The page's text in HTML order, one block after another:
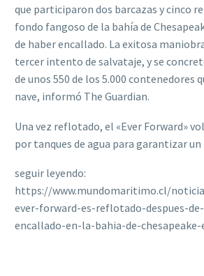
que participaron dos barcazas y cinco
fondo fangoso de la bahía de
de haber encallado. La exitosa
tercer intento de salvataje, y se
de unos 550 de los 5.000 contenedores
nave, informó The Guardian.
Una vez reflotado, el «Ever Forward»
por tanques de agua para garantizar
seguir leyendo:
https://www.mundomaritimo.cl/
ever-forward-es-reflotado-despues-
encallado-en-la-bahia-de-chesapeake-